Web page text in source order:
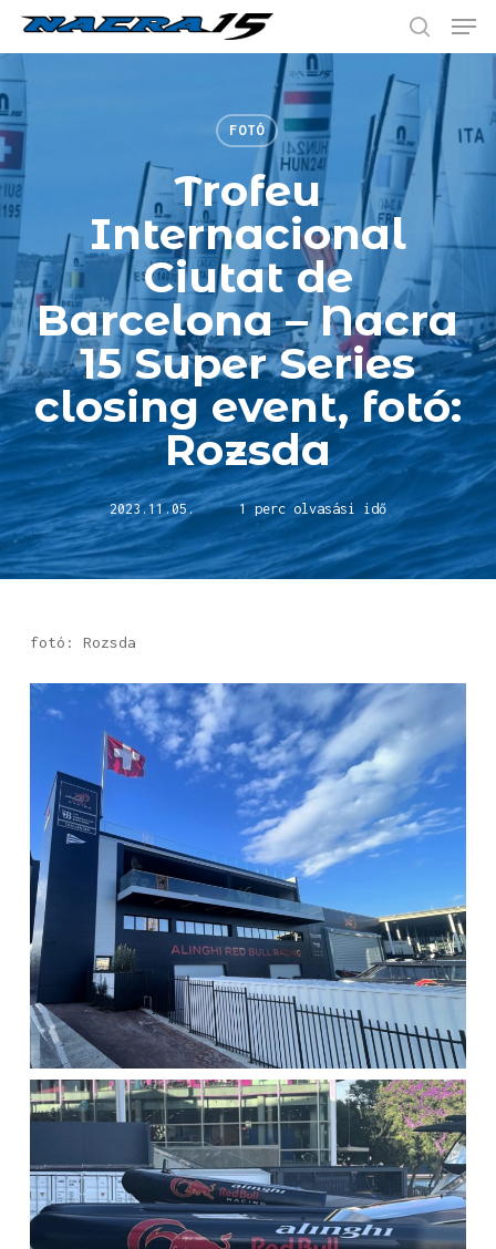
Skip
content
keresés
Menu
FOTÓ
Trofeu
Internacional
Ciutat de
Barcelona – Nacra
15 Super Series
closing event, fotó:
Rozsda
2023.11.05. 1 perc olvasási idő
fotó: Rozsda